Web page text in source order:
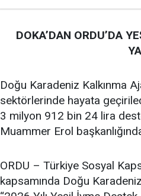
DOKA’DAN ORDU’DA
Doğu Karadeniz Kalkınma
sektörlerinde hayata
3 milyon 912 bin 24 lira
Muammer Erol
ORDU – Türkiye Sosyal
kapsamında Doğu